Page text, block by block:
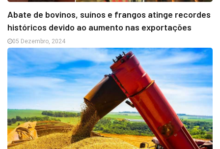
Abate de bovinos, suínos e frangos atinge recordes
históricos devido ao aumento nas exportações
05 Dezembro, 2024